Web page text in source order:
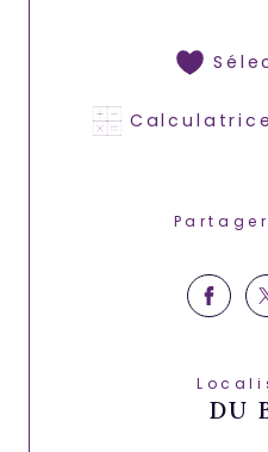
Calculatrice
DU